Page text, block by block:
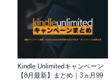
Kindle Unlimitedキャンペーン
【8月最新】まとめ｜3ヵ月99